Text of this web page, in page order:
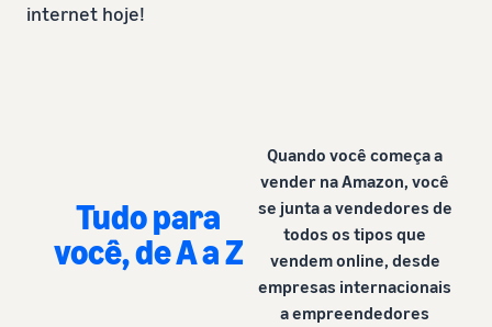
internet hoje!
Tudo para
você, de A a Z
Quando você começa a
vender na Amazon, você
se junta a vendedores de
todos os tipos que
vendem online, desde
empresas internacionais
a empreendedores